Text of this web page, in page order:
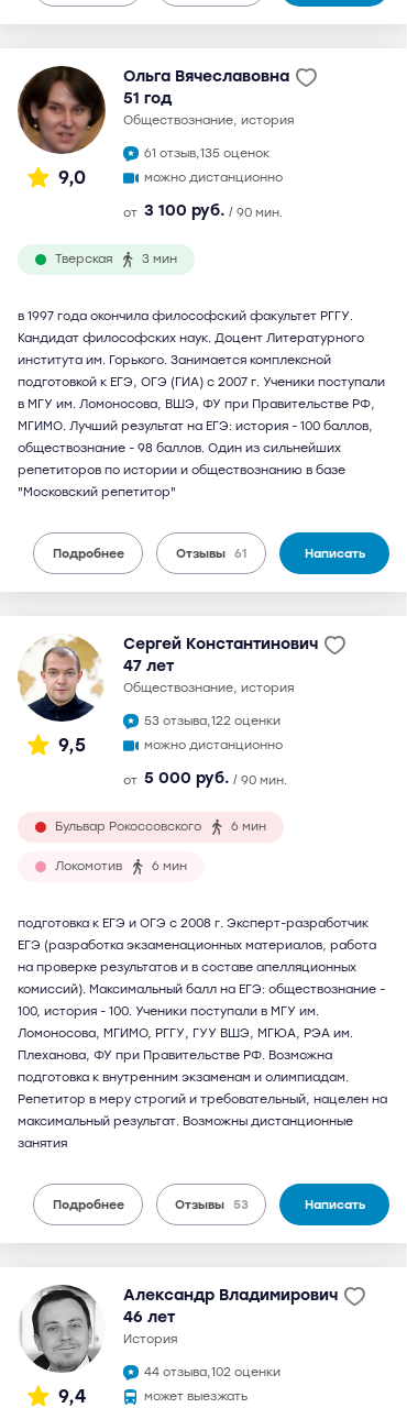
9,0
Ольга Вячеславовна
51 год
обществознание, история
61 отзыв,135 оценок
можно дистанционно
от 3 100 руб. / 90 мин.
Тверская 3 мин
в 1997 года окончила философский факультет РГГУ.
Кандидат философских наук. Доцент Литературного
института им. Горького. Занимается комплексной
подготовкой к ЕГЭ, ОГЭ (ГИА) с 2007 г. Ученики поступали
в МГУ им. Ломоносова, ВШЭ, ФУ при Правительстве РФ,
МГИМО. Лучший результат на ЕГЭ: история - 100 баллов,
обществознание - 98 баллов. Один из сильнейших
репетиторов по истории и обществознанию в базе
"Московский репетитор"
Подробнее Отзывы 61 Написать
9,5
Сергей Константинович
47 лет
обществознание, история
53 отзыва,122 оценки
можно дистанционно
от 5 000 руб. / 90 мин.
Бульвар Рокоссовского 6 мин
Локомотив 6 мин
подготовка к ЕГЭ и ОГЭ с 2008 г. Эксперт-разработчик
ЕГЭ (разработка экзаменационных материалов, работа
на проверке результатов и в составе апелляционных
комиссий). Максимальный балл на ЕГЭ: обществознание -
100, история - 100. Ученики поступали в МГУ им.
Ломоносова, МГИМО, РГГУ, ГУУ ВШЭ, МГЮА, РЭА им.
Плеханова, ФУ при Правительстве РФ. Возможна
подготовка к внутренним экзаменам и олимпиадам.
Репетитор в меру строгий и требовательный, нацелен на
максимальный результат. Возможны дистанционные
занятия
Подробнее Отзывы 53 Написать
9,4
Александр Владимирович
46 лет
история
44 отзыва,102 оценки
может выезжать